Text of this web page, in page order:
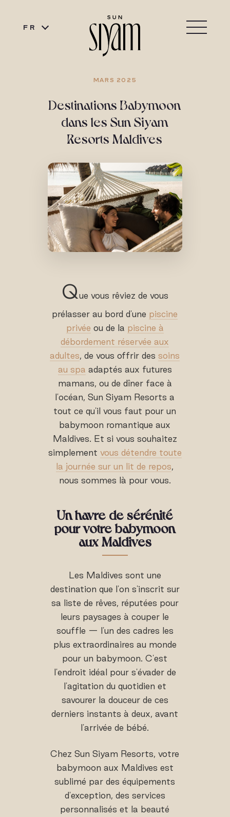
FR
MARS 2025
Destinations Babymoon
dans les Sun Siyam
Resorts Maldives
Q ue vous rêviez de vous
prélasser au bord d'une piscine
privée ou de la piscine à
débordement réservée aux
adultes, de vous offrir dessoins
au spa adaptés aux futures
mamans, ou de dîner face à
l'océan, Sun Siyam Resorts a
tout ce qu'il vous faut pour un
babymoon romantique aux
Maldives. Et si vous souhaitez
simplement vous détendre toute
la journée sur un lit de repos,
nous sommes là pour vous.
Un havre de sérénité
pour votre babymoon
aux Maldives
Les Maldives sont une
destination que l'on s'inscrit sur
sa liste de rêves, réputées pour
leurs paysages à couper le
souffle — l'un des cadres les
plus extraordinaires au monde
pour un babymoon. C'est
l'endroit idéal pour s'évader de
l'agitation du quotidien et
savourer la douceur de ces
derniers instants à deux, avant
l'arrivée de bébé.
Chez Sun Siyam Resorts, votre
babymoon aux Maldives est
sublimé par des équipements
d'exception, des services
personnalisés et la beauté